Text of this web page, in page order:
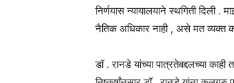
निर्णयास न्यायालयाने स्थगिती दिली
नैतिक अधिकार नाही , असे मत व्यक्त
डॉ . रानडे यांच्या पात्रतेबद्दलच्या